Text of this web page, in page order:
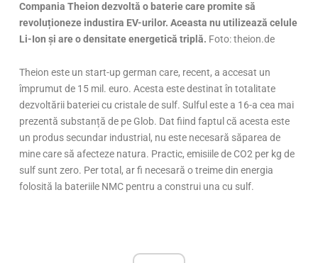
Compania Theion dezvoltă o baterie care promite să
revoluționeze industira EV-urilor. Aceasta nu utilizează celule
Li-Ion și are o densitate energetică triplă. Foto: theion.de
Theion este un start-up german care, recent, a accesat un
împrumut de 15 mil. euro. Acesta este destinat în totalitate
dezvoltării bateriei cu cristale de sulf. Sulful este a 16-a cea mai
prezentă substanță de pe Glob. Dat fiind faptul că acesta este
un produs secundar industrial, nu este necesară săparea de
mine care să afecteze natura. Practic, emisiile de CO2 per kg de
sulf sunt zero. Per total, ar fi necesară o treime din energia
folosită la bateriile NMC pentru a construi una cu sulf.